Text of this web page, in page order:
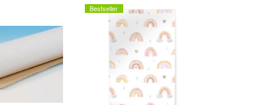
Bestseller